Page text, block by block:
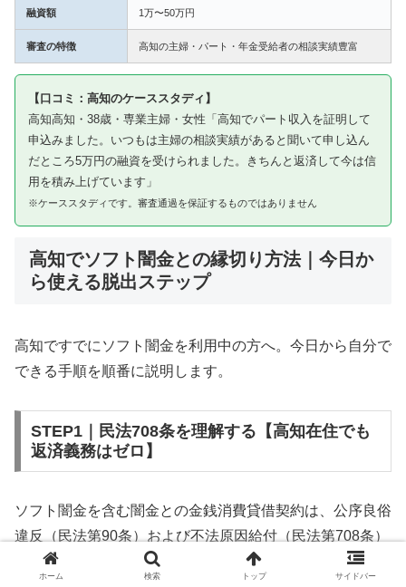
融資額 1万〜50万円
審査の特徴 高知の主婦・パート・年金受給者の相談実績豊富
【口コミ：高知のケーススタディ】
高知高知・38歳・専業主婦・女性「高知でパート収入を証明して
申込みました。いつもは主婦の相談実績があると聞いて申し込ん
だところ5万円の融資を受けられました。きちんと返済して今は信
用を積み上げています」
※ケーススタディです。審査通過を保証するものではありません
高知でソフト闇金との縁切り方法｜今日か
ら使える脱出ステップ
高知ですでにソフト闇金を利用中の方へ。今日から自分で
できる手順を順番に説明します。
STEP1｜民法708条を理解する【高知在住でも
返済義務はゼロ】
ソフト闇金を含む闇金との金銭消費貸借契約は、公序良俗
違反（民法第90条）および不法原因給付（民法第708条）
に該当するため、法的には無効です。高知在住であっても
ホーム 検索 トップ サイドバー